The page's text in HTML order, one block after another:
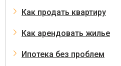
Как продать квартиру
Как арендовать жилье
Ипотека без проблем